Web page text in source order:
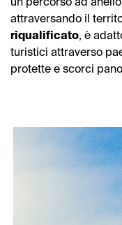
attraversando il
riqualificato, è
turistici attraverso
protette e scorci